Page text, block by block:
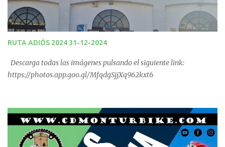
RUTA ADIÓS 2024 31-12-2024
Descarga todas las imágenes pulsando el siguiente link:
https://photos.app.goo.gl/MfqdgSjjXq962kxt6